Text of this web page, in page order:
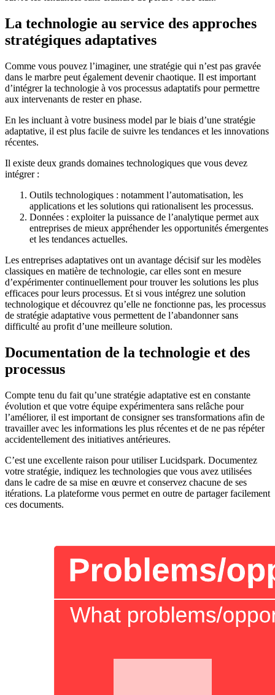
La technologie au service des approches
stratégiques adaptatives
Comme vous pouvez l’imaginer, une stratégie qui n’est pas gravée
dans le marbre peut également devenir chaotique. Il est important
d’intégrer la technologie à vos processus adaptatifs pour permettre
aux intervenants de rester en phase.
En les incluant à votre business model par le biais d’une stratégie
adaptative, il est plus facile de suivre les tendances et les innovations
récentes.
Il existe deux grands domaines technologiques que vous devez
intégrer :
Outils technologiques : notamment l’automatisation, les
applications et les solutions qui rationalisent les processus.
Données : exploiter la puissance de l’analytique permet aux
entreprises de mieux appréhender les opportunités émergentes
et les tendances actuelles.
Les entreprises adaptatives ont un avantage décisif sur les modèles
classiques en matière de technologie, car elles sont en mesure
d’expérimenter continuellement pour trouver les solutions les plus
efficaces pour leurs processus. Et si vous intégrez une solution
technologique et découvrez qu’elle ne fonctionne pas, les processus
de stratégie adaptative vous permettent de l’abandonner sans
difficulté au profit d’une meilleure solution.
Documentation de la technologie et des
processus
Compte tenu du fait qu’une stratégie adaptative est en constante
évolution et que votre équipe expérimentera sans relâche pour
l’améliorer, il est important de consigner ses transformations afin de
travailler avec les informations les plus récentes et de ne pas répéter
accidentellement des initiatives antérieures.
C’est une excellente raison pour utiliser Lucidspark. Documentez
votre stratégie, indiquez les technologies que vous avez utilisées
dans le cadre de sa mise en œuvre et conservez chacune de ses
itérations. La plateforme vous permet en outre de partager facilement
ces documents.